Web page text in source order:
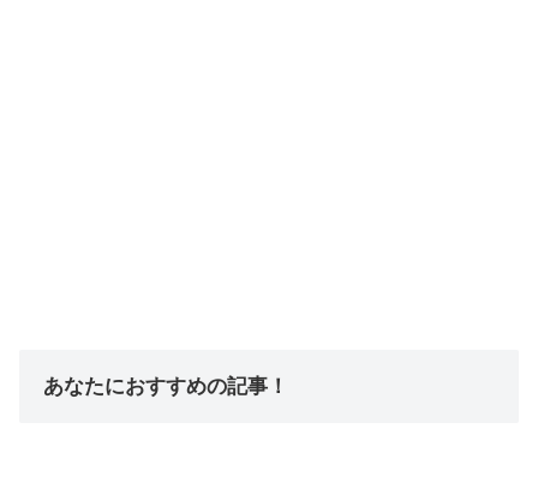
あなたにおすすめの記事！